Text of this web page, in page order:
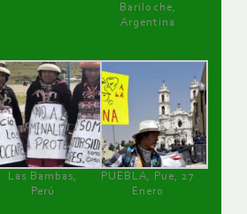
Bariloche,
Argentina
Las Bambas,
Perú
PUEBLA, Pue, 27
Enero